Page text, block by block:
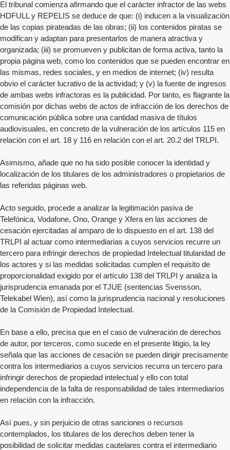
El tribunal comienza afirmando que el carácter infractor de las webs
HDFULL y REPELIS se deduce de que: (i) inducen a la visualización
de las copias pirateadas de las obras; (ii) los contenidos piratas se
modifican y adaptan para presentarlos de manera atractiva y
organizada; (iii) se promueven y publicitan de forma activa, tanto la
propia página web, como los contenidos que se pueden encontrar en
las mismas, redes sociales, y en medios de internet; (iv) resulta
obvio el carácter lucrativo de la actividad; y (v) la fuente de ingresos
de ambas webs infractoras es la publicidad. Por tanto, es flagrante la
comisión por dichas webs de actos de infracción de los derechos de
comunicación pública sobre una cantidad masiva de títulos
audiovisuales, en concreto de la vulneración de los artículos 115 en
relación con el art. 18 y 116 en relación con el art. 20.2 del TRLPI.
Asimismo, añade que no ha sido posible conocer la identidad y
localización de los titulares de los administradores o propietarios de
las referidas páginas web.
Acto seguido, procede a analizar la legitimación pasiva de
Telefónica, Vodafone, Ono, Orange y Xfera en las acciones de
cesación ejercitadas al amparo de lo dispuesto en el art. 138 del
TRLPI al actuar como intermediarias a cuyos servicios recurre un
tercero para infringir derechos de propiedad Intelectual titularidad de
los actores y si las medidas solicitadas cumplen el requisito de
proporcionalidad exigido por el artículo 138 del TRLPI y analiza la
jurisprudencia emanada por el TJUE (sentencias Svensson,
Telekabel Wien), así como la jurisprudencia nacional y resoluciones
de la Comisión de Propiedad Intelectual.
En base a ello, precisa que en el caso de vulneración de derechos
de autor, por terceros, como sucede en el presente litigio, la ley
señala que las acciones de cesación se pueden dirigir precisamente
contra los intermediarios a cuyos servicios recurra un tercero para
infringir derechos de propiedad intelectual y ello con total
independencia de la falta de responsabilidad de tales intermediarios
en relación con la infracción.
Así pues, y sin perjuicio de otras sanciones o recursos
contemplados, los titulares de los derechos deben tener la
posibilidad de solicitar medidas cautelares contra el intermediario